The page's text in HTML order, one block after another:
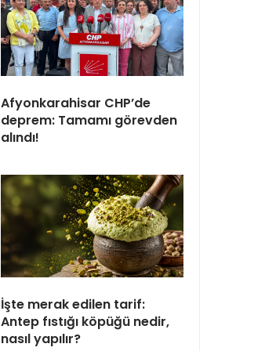
Afyonkarahisar CHP’de
deprem: Tamamı görevden
alındı!
İşte merak edilen tarif:
Antep fıstığı köpüğü nedir,
nasıl yapılır?